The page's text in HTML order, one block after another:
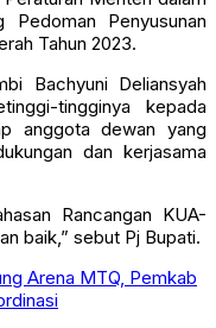
Penyusunan
Tahun 2023.
Bachyuni Deliansyah
tingginya kepada
anggota dewan yang
dan kerjasama
Rancangan KUA-
baik,” sebut Pj Bupati.
Arena MTQ, Pemkab